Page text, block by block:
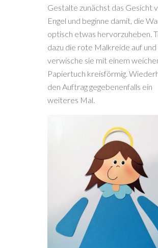
Gestalte zunächst das Gesicht
Engel und beginne damit, die
optisch etwas hervorzuheben.
dazu die rote Malkreide auf und
verwische sie mit einem
Papiertuch kreisförmig.
den Auftrag gegebenenfalls ein
weiteres Mal.